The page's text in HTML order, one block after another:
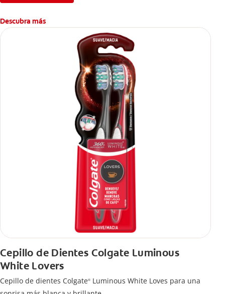
Descubra más
Cepillo de Dientes Colgate Luminous
White Lovers
Cepillo de dientes Colgate® Luminous White Loves para una